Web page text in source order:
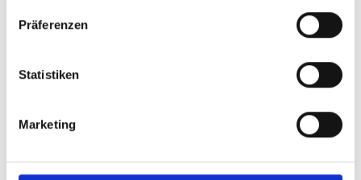
Präferenzen
Statistiken
Marketing
messing